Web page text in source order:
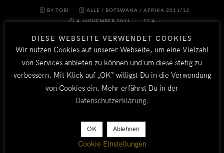
BY TOBI ALLE / BOTSWANA /AFRIKA 2011/12
4. NOVEMBER 2011
4
LÄNDER
DIESE WEBSEITE VERWENDET COOKIES
Wir nutzen Cookies auf unserer Webseite, um eine Vielzahl
von Services anbieten zu können und um diese stetig zu
verbessern. Mit Klick auf „OK“ willigst Du in die Verwendung
von Cookies ein. Mehr erfährst Du in der
Datenschutzerklärung.
OK Ablehnen
Cookie Einstellungen